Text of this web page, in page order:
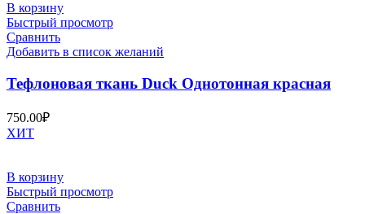
В корзину
Быстрый просмотр
Сравнить
Добавить в список желаний
Тефлоновая ткань Duck Однотонная красная
750.00₽
ХИТ
В корзину
Быстрый просмотр
Сравнить